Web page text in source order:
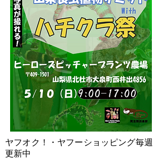
ヤフオク！・ヤフーショッピング毎週
更新中